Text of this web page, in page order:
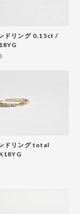
ドリング 0.15ct /
ドリング total